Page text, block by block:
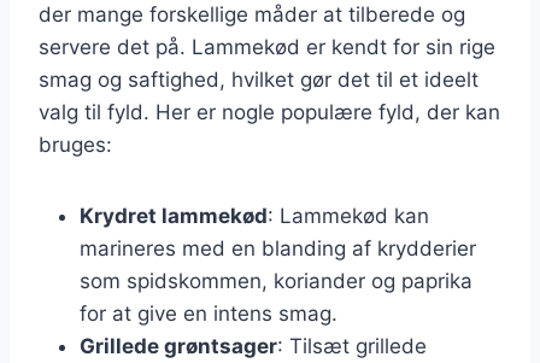
der mange forskellige måder at tilberede og
servere det på. Lammekød er kendt for sin rige
smag og saftighed, hvilket gør det til et ideelt
valg til fyld. Her er nogle populære fyld, der kan
bruges:
Krydret lammekød: Lammekød kan
marineres med en blanding af krydderier
som spidskommen, koriander og paprika
for at give en intens smag.
Grillede grøntsager: Tilsæt grillede